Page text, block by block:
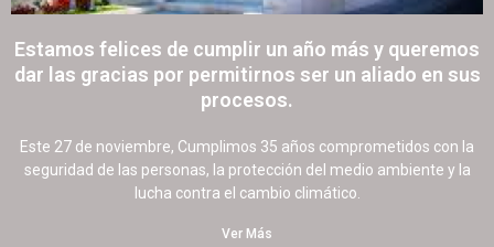
Estamos felices de cumplir un año más y queremos
dar las gracias por permitirnos ser un aliado en sus
procesos.
Este 27 de noviembre, Cumplimos 35 años comprometidos con la
seguridad de las personas, la protección del medio ambiente y la
lucha contra el cambio climático.
Ver Más